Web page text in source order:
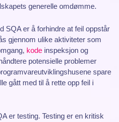
generelle omdømme.
SQA er å forhindre at feil oppstår
gjennom ulike aktiviteter som
kode inspeksjon og
potensielle problemer
spare
gått med til å rette opp feil i
er testing. Testing er en kritisk